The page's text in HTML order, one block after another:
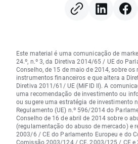
Este material é uma comunicação de
24.º, n.º 3, da Diretiva 2014/65 / UE do
Conselho, de 15 de maio de 2014, sobre os
instrumentos financeiros e que altera a
Diretiva 2011/61/ UE (MiFID II). A
uma recomendação de investimento ou
ou sugere uma estratégia de investimento
Regulamento (UE) n.º 596/2014 do
Conselho de 16 de abril de 2014 sobre o
(regulamentação do abuso de mercado) e
2003/6 / CE do Parlamento Europeu e do
Comissão 2003/124 / CE, 2003/125 / CE e